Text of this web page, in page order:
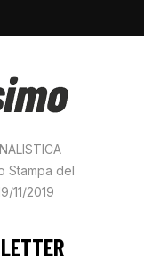
Stampa del
11/2019